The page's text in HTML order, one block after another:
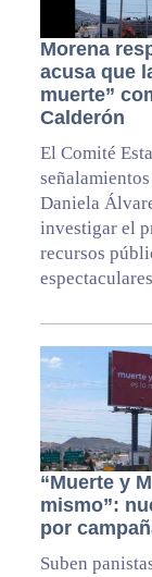
Morena
acusa que
muerte”
Calderón
El Comité
Daniela
investigar el
recursos
espectaculares
“Muerte y
mismo”:
por
Suben